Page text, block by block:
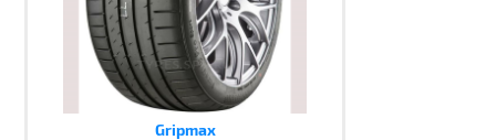
Gripmax